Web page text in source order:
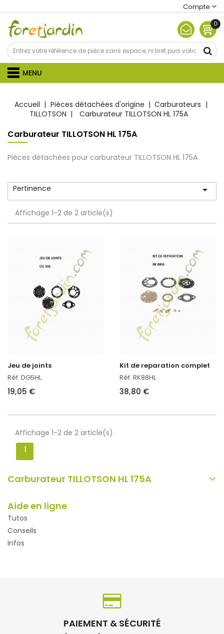
Compte
0
MENU
Accueil Pièces détachées d'origine
Carburateurs
TILLOTSON
Carburateur TILLOTSON HL 175A
Carburateur TILLOTSON HL 175A
Pièces détachées pour carburateur TILLOTSON HL 175A
Pertinence 
Affichage 1-2 de 2 article(s)
Jeu de joints
Réf. DG5HL
19,05 €
Kit de reparation complet
Réf. RK88HL
38,80 €
Affichage 1-2 de 2 article(s)
1
Carburateur TILLOTSON HL 175A
Aide en ligne
Tutos
Conseils
Infos
PAIEMENT & SÉCURITÉ